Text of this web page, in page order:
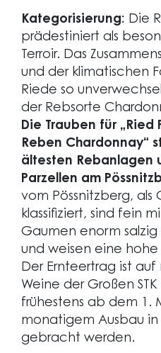
Kategorisierung: Die
prädestiniert als
Terroir. Das
und der klimatischen
Riede so
der Rebsorte
Die Trauben für „Ried
Reben Chardonnay“
ältesten Rebanlagen
Parzellen am
vom Pössnitzberg, als
klassifiziert, sind fein
Gaumen enorm salzig
und weisen eine
Der Ernteertrag ist auf
Weine der Großen
frühestens ab dem 1.
monatigem Ausbau in
gebracht werden.